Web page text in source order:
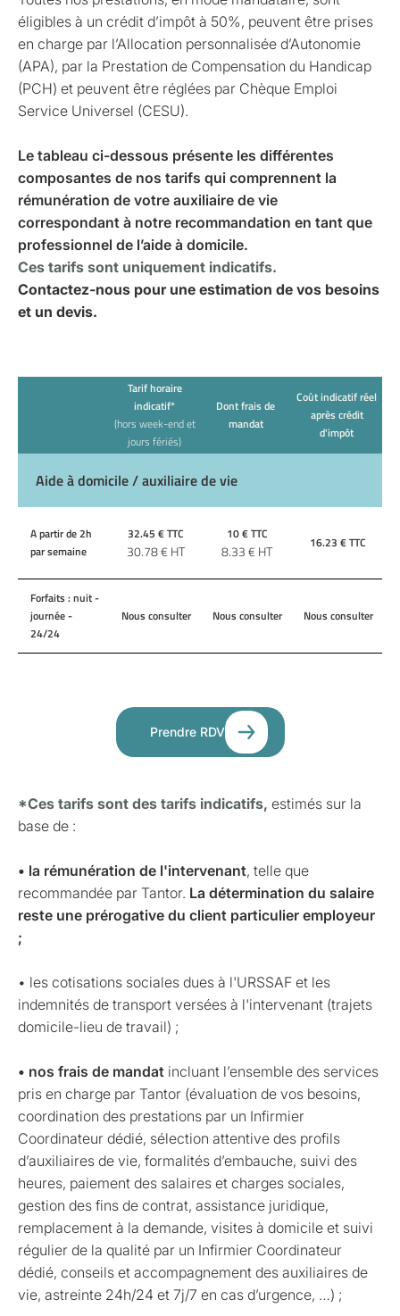
éligibles à un crédit d’impôt à 50%, peuvent être prises
en charge par l’Allocation personnalisée d’Autonomie
(APA), par la Prestation de Compensation du Handicap
(PCH) et peuvent être réglées par Chèque Emploi
Service Universel (CESU).
Le tableau ci-dessous présente les différentes
composantes de nos tarifs qui comprennent la
rémunération de votre auxiliaire de vie
correspondant à notre recommandation en tant que
professionnel de l’aide à domicile.
Ces tarifs sont uniquement indicatifs.
Contactez-nous pour une estimation de vos besoins
et un devis.
Tarif horaire
indicatif*
(hors week-end et
jours fériés)
Dont frais de
mandat
Coût indicatif réel
après crédit
d'impôt
Aide à domicile / auxiliaire de vie
A partir de 2h
par semaine
32.45 € TTC
30.78€ HT
10€ TTC
8.33€ HT 16.23 € TTC
Forfaits : nuit -
journée -
24/24
Nous consulter Nous consulter Nous consulter
Prendre RDV
*Ces tarifs sont des tarifs indicatifs, estimés sur la
base de :
• la rémunération de l'intervenant, telle que
recommandée par Tantor. La détermination du salaire
reste une prérogative du client particulier employeur
;
• les cotisations sociales dues à l'URSSAF et les
indemnités de transport versées à l'intervenant (trajets
domicile-lieu de travail) ;
• nos frais de mandat incluant l’ensemble des services
pris en charge par Tantor (évaluation de vos besoins,
coordination des prestations par un Infirmier
Coordinateur dédié, sélection attentive des profils
d’auxiliaires de vie, formalités d’embauche, suivi des
heures, paiement des salaires et charges sociales,
gestion des fins de contrat, assistance juridique,
remplacement à la demande, visites à domicile et suivi
régulier de la qualité par un Infirmier Coordinateur
dédié, conseils et accompagnement des auxiliaires de
vie, astreinte 24h/24 et 7j/7 en cas d’urgence, …) ;